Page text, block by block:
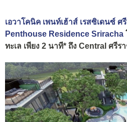
เอวาโคนิค เพนท์เฮ้าส์ เรสซิเดนซ์
Penthouse Residence Sriracha
ทะเล เพียง 2 นาที* ถึง Central ศรีร